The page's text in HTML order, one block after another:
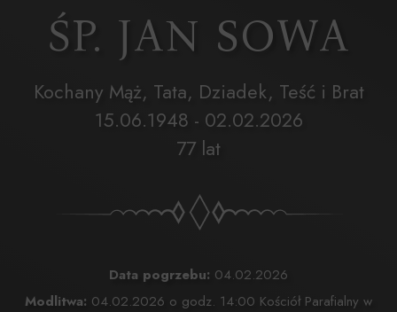
ŚP. JAN SOWA
Kochany Mąż, Tata, Dziadek, Teść i Brat
15.06.1948 - 02.02.2026
77 lat
Data pogrzebu: 04.02.2026
Modlitwa: 04.02.2026 o godz. 14:00 Kościół Parafialny w